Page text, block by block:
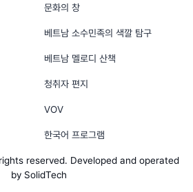
문화의 창
베트남 소수민족의 색깔 탐구
베트남 멜로디 산책
청취자 편지
VOV
한국어 프로그램
reserved. Developed and operated
by SolidTech